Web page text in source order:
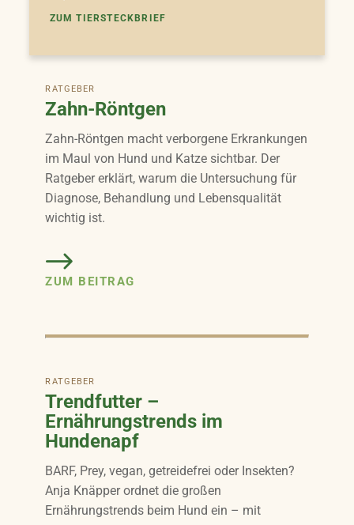
ZUM TIERSTECKBRIEF
RATGEBER
Zahn-Röntgen
Zahn-Röntgen macht verborgene Erkrankungen
im Maul von Hund und Katze sichtbar. Der
Ratgeber erklärt, warum die Untersuchung für
Diagnose, Behandlung und Lebensqualität
wichtig ist.
ZUM BEITRAG
RATGEBER
Trendfutter –
Ernährungstrends im
Hundenapf
BARF, Prey, vegan, getreidefrei oder Insekten?
Anja Knäpper ordnet die großen
Ernährungstrends beim Hund ein – mit